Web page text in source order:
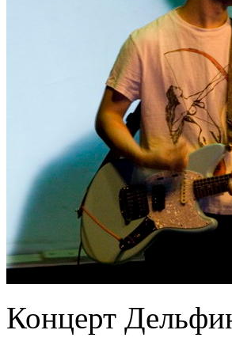
Концерт